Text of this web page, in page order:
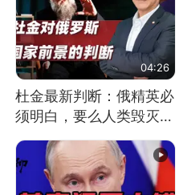
04:26
杜金最新判断：俄精英必
须明白，要么人类毁灭，